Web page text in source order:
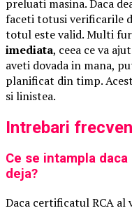
preluati masina. Daca
faceti totusi verificarile
totul este valid. Multi
imediata, ceea ce va
aveti dovada in mana,
planificat din timp.
si linistea.
Intrebari
Ce se intampla
deja?
Daca certificatul RCA